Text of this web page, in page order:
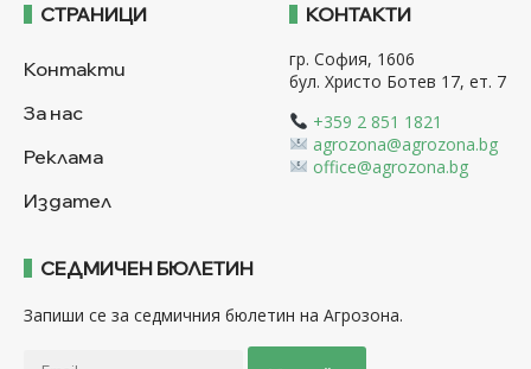
СТРАНИЦИ
Контакти
За нас
Реклама
Издател
КОНТАКТИ
гр. София, 1606
бул. Христо Ботев 17, ет. 7
+359 2 851 1821
agrozona@agrozona.bg
office@agrozona.bg
СЕДМИЧЕН БЮЛЕТИН
Запиши се за седмичния бюлетин на Агрозона.